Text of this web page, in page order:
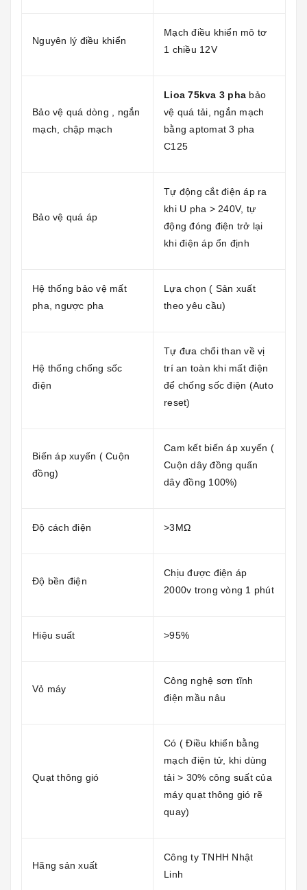
Nguyên lý điều khiển
Mạch điều khiển mô tơ
1 chiều 12V
Bảo vệ quá dòng , ngắn
mạch, chập mạch
Lioa 75kva 3 pha bảo
vệ quá tải, ngắn mạch
bằng aptomat 3 pha
C125
Bảo vệ quá áp
Tự động cắt điện áp ra
khi U pha > 240V, tự
động đóng điện trở lại
khi điện áp ổn định
Hệ thống bảo vệ mất
pha, ngược pha
Lựa chọn ( Sản xuất
theo yêu cầu)
Hệ thống chống sốc
điện
Tự đưa chổi than về vị
trí an toàn khi mất điện
để chống sốc điện (Auto
reset)
Biến áp xuyến ( Cuộn
đồng)
Cam kết biến áp xuyến (
Cuộn dây đồng quấn
dây đồng 100%)
Độ cách điện >3MΩ
Độ bền điện
Chịu được điện áp
2000v trong vòng 1 phút
Hiệu suất >95%
Vỏ máy
Công nghệ sơn tĩnh
điện mầu nâu
Quạt thông gió
Có ( Điều khiển bằng
mạch điện tử, khi dùng
tải > 30% công suất của
máy quạt thông gió rẽ
quay)
Hãng sản xuất
Công ty TNHH Nhật
Linh